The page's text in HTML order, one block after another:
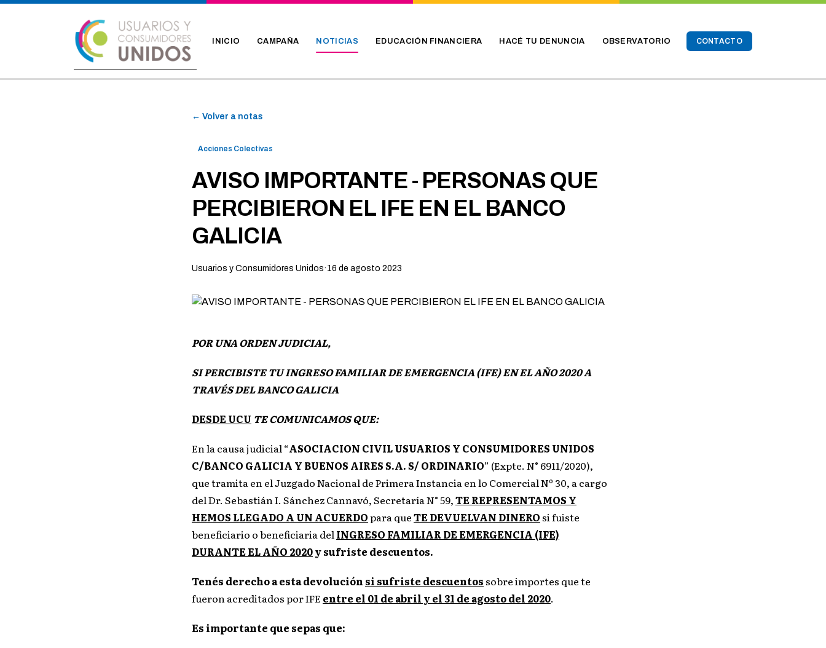
INICIO CAMPAÑA NOTICIAS EDUCACIÓN FINANCIERA HACÉ TU DENUNCIA OBSERVATORIO CONTACTO
← Volver a notas
Acciones Colectivas
AVISO IMPORTANTE - PERSONAS QUE
PERCIBIERON EL IFE EN EL BANCO
GALICIA
Usuarios y Consumidores Unidos· 16 de agosto 2023
POR UNA ORDEN JUDICIAL,
SI PERCIBISTE TU INGRESO FAMILIAR DE EMERGENCIA (IFE) EN EL AÑO 2020 A
TRAVÉS DEL BANCO GALICIA
DESDE UCU TE COMUNICAMOS QUE:
En la causa judicial “ASOCIACION CIVIL USUARIOS Y CONSUMIDORES UNIDOS
C/BANCO GALICIA Y BUENOS AIRES S.A. S/ ORDINARIO” (Expte. N° 6911/2020),
que tramita en el Juzgado Nacional de Primera Instancia en lo Comercial Nº 30, a cargo
del Dr. Sebastián I. Sánchez Cannavó, Secretaría N° 59,TE REPRESENTAMOS Y
HEMOS LLEGADO A UN ACUERDOpara queTE DEVUELVAN DINERO si fuiste
beneficiario o beneficiaria delINGRESO FAMILIAR DE EMERGENCIA (IFE)
DURANTE EL AÑO 2020y sufriste descuentos.
Tenés derecho a esta devolución si sufriste descuentos sobre importes que te
fueron acreditados por IFE entre el 01 de abril y el 31 de agosto del 2020.
Es importante que sepas que: